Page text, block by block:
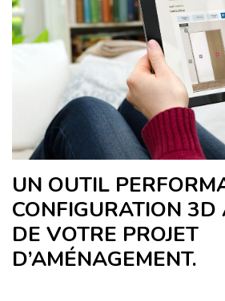
UN OUTIL
CONFIGURATION 3D
DE VOTRE PROJET
D’AMÉNAGEMENT.